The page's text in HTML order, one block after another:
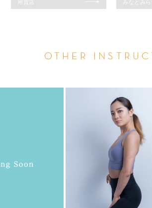
みなとみら
OTHER